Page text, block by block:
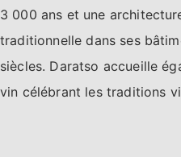
3 000 ans et une
traditionnelle dans ses
siècles. Daratso accueille
vin célébrant les traditions